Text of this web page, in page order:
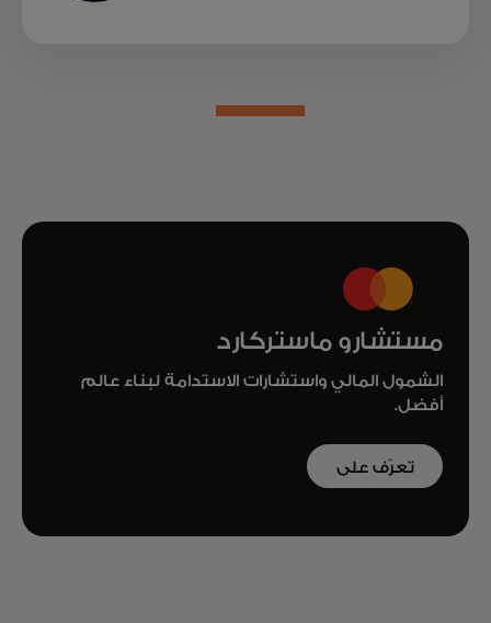
مستشارو ماستركارد
الشمول المالي واستشارات الاستدامة لبناء عالم
أفضل.
تعرّف على